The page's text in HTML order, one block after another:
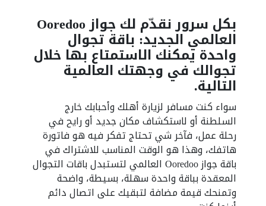
بكل سرور نقدّم لك جواز Ooredoo
العالمي الجديد: باقة تجوال
واحدة يمكنك الاستمتاع بها خلال
تجوالك في وجهتك العالمية
التالية.
سواء كنت مسافر لزيارة أهلك وأحبابك خارج
السلطنة أو لاستكشاف مكان جديد أو رايح في
رحلة عمل، فآخر شي تحتاج تفكر فيه هو فاتورة
هاتفك، وهذا هو الوقت المناسب للاشتراك في
باقة جواز Ooredoo العالمي لتستبدل باقات التجوال
المعقدة بباقة واحدة سهلة، بسيطة، واضحة
وتمنحك قيمة مضافة لتبقيك على اتصال دائم